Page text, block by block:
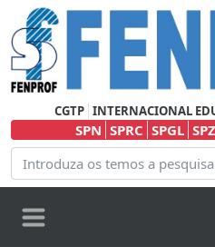
CGTP INTERNACIONAL
SPN SPRC SPGL